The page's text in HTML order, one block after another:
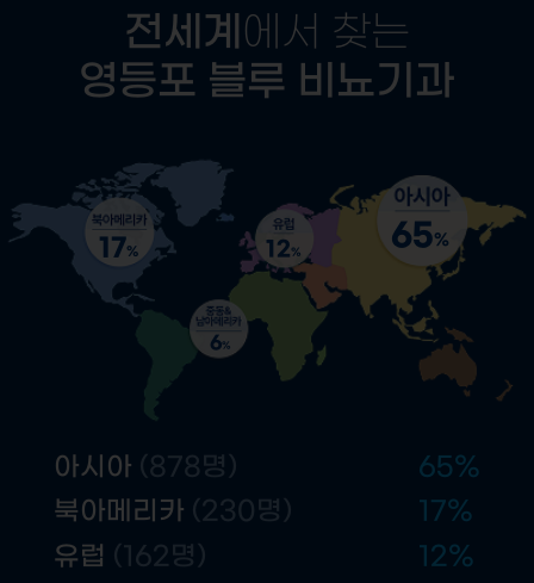
전세계 에서 찾는
영등포 블루 비뇨기과
65%
12%
17%
6%
아시아 (878명)
북아메리카 (230명)
유럽 (162명)
65%
17%
12%